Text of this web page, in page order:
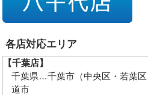
各店対応エリア
【千葉店】
千葉県…千葉市（中央区・若葉
道市